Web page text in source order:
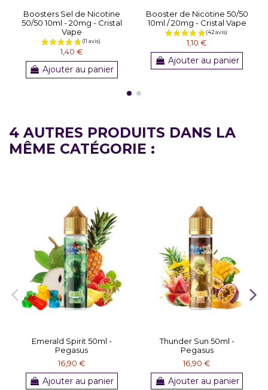
Boosters Sel de Nicotine
50/50 10ml - 20mg - Cristal
Vape
1,40 €
Ajouter au panier
Booster de Nicotine 50/50
10ml / 20mg - Cristal Vape
1,10 €
Ajouter au panier
4 AUTRES PRODUITS DANS LA
MÊME CATÉGORIE :
Emerald Spirit 50ml -
Pegasus
16,90 €
Ajouter au panier
Thunder Sun 50ml -
Pegasus
16,90 €
Ajouter au panier